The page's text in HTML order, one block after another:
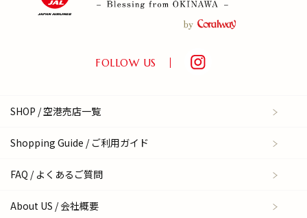
FOLLOW US
SHOP / 空港売店一覧
Shopping Guide / ご利用ガイド
FAQ / よくあるご質問
About US / 会社概要